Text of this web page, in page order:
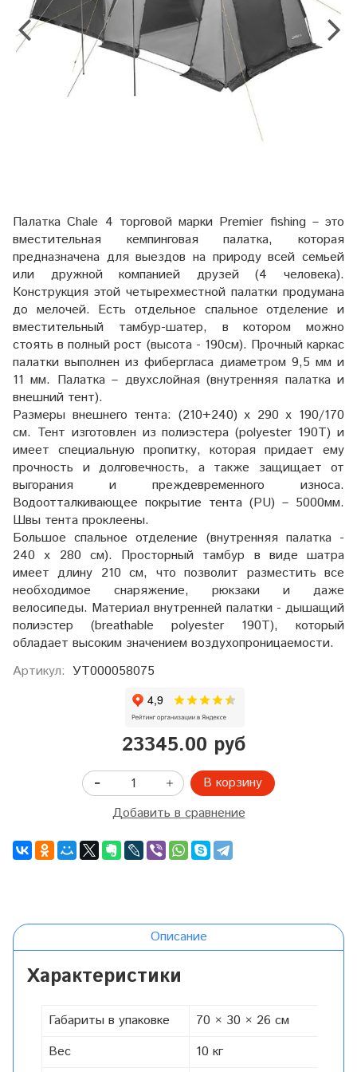
Палатка Chale 4 торговой марки Premier fishing – это
вместительная кемпинговая палатка, которая
предназначена для выездов на природу всей семьей
или дружной компанией друзей (4 человека).
Конструкция этой четырехместной палатки продумана
до мелочей. Есть отдельное спальное отделение и
вместительный тамбур-шатер, в котором можно
стоять в полный рост (высота - 190см). Прочный каркас
палатки выполнен из фибергласа диаметром 9,5 мм и
11 мм. Палатка – двухслойная (внутренняя палатка и
внешний тент).
Размеры внешнего тента: (210+240) х 290 х 190/170
см. Тент изготовлен из полиэстера (polyester 190T) и
имеет специальную пропитку, которая придает ему
прочность и долговечность, а также защищает от
выгорания и преждевременного износа.
Водоотталкивающее покрытие тента (PU) – 5000мм.
Швы тента проклеены.
Большое спальное отделение (внутренняя палатка -
240 х 280 см). Просторный тамбур в виде шатра
имеет длину 210 см, что позволит разместить все
необходимое снаряжение, рюкзаки и даже
велосипеды. Материал внутренней палатки - дышащий
полиэстер (breathable polyester 190T), который
обладает высоким значением воздухопроницаемости.
Артикул: УТ000058075
23345.00 руб
В корзину
Добавить в сравнение
Описание
Характеристики
Габариты в упаковке
70 × 30 × 26 см
Вес
10 кг